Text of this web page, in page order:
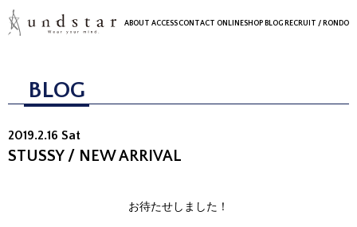
ABOUT ACCESSCONTACT ONLINESHOP BLOG RECRUIT / RONDO
BLOG
2019.2.16 Sat
STUSSY / NEW ARRIVAL
お待たせしました！